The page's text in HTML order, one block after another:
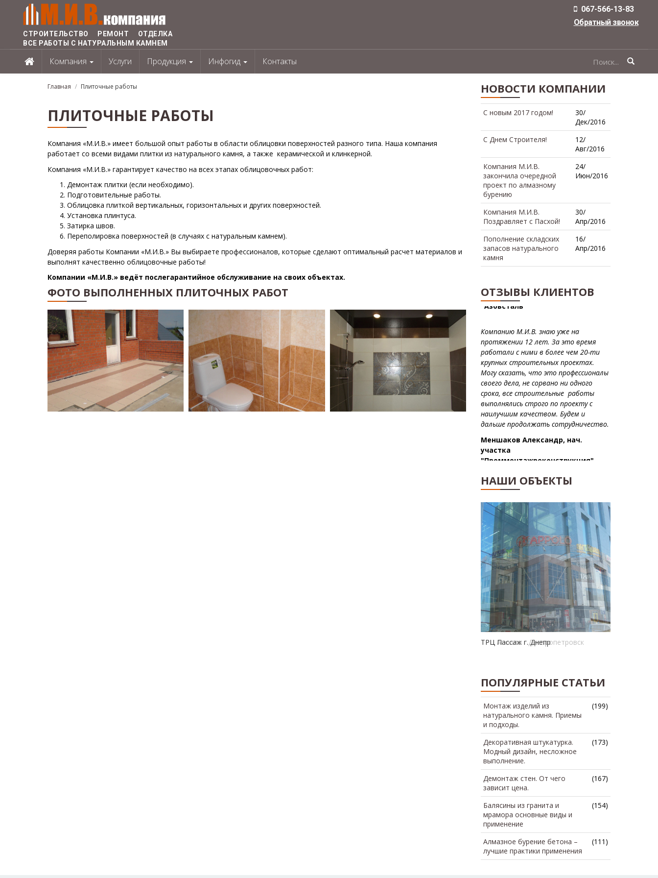
Перейти
основному
содержаниюСТРОИТЕЛЬСТВО РЕМОНТ ОТДЕЛКА
ВСЕ РАБОТЫ С НАТУРАЛЬНЫМ КАМНЕМ
067-566-13-83
Обратный звонок
Компания Услуги Продукция Инфогид Контакты
ФОРМА
ПОИСКА
Главная Плиточные работы
ПЛИТОЧНЫЕ РАБОТЫ
Компания «М.И.В.» имеет большой опыт работы в области облицовки поверхностей разного типа. Наша компания
работает со всеми видами плитки из натурального камня, а также керамической и клинкерной.
Компания «М.И.В.» гарантирует качество на всех этапах облицовочных работ:
Демонтаж плитки (если необходимо).
Подготовительные работы.
Облицовка плиткой вертикальных, горизонтальных и других поверхностей.
Установка плинтуса.
Затирка швов.
Переполировка поверхностей (в случаях с натуральным камнем).
Доверяя работы Компании «М.И.В.» Вы выбираете профессионалов, которые сделают оптимальный расчет материалов и
выполнят качественно облицовочные работы!
Компании «М.И.В.» ведёт послегарантийное обслуживание на своих объектах.
ФОТО ВЫПОЛНЕННЫХ ПЛИТОЧНЫХ РАБОТ
НОВОСТИ КОМПАНИИ
C новым 2017 годом!
30/
Дек/2016
С Днем Строителя!
12/
Авг/2016
Компания М.И.В.
закончила очередной
проект по алмазному
бурению
24/
Июн/2016
Компания М.И.В.
Поздравляет с Пасхой!
30/
Апр/2016
Пополнение складских
запасов натурального
камня
16/
Апр/2016
ОТЗЫВЫ КЛИЕНТОВ
Компанию М.И.В. знаю уже на
работали с ними в более чем 20-ти
крупных строительных проектах.
Могу сказать, что это профессионалы
своего дела, не сорвано ни одного
срока, всестроительные работы
выполнялись строго по проекту с
наилучшим качеством. Будем и
дальше продолжать сотрудничество.
Меншаков Александр, нач.
участка
"Проммонтажреконструкция"
НАШИ ОБЪЕКТЫ
ТРЦ Пассаж г. Днепр
ТРЦ Аполло г.Днепропетровск
ПОПУЛЯРНЫЕ СТАТЬИ
Монтаж изделий из
натурального камня. Приемы
и подходы.
(199)
Декоративная штукатурка.
Модный дизайн, несложное
выполнение.
(173)
Демонтаж стен. От чего
зависит цена.
(167)
Балясины из гранита и
мрамора основные виды и
применение
(154)
Алмазное бурение бетона –
лучшие практики применения
(111)